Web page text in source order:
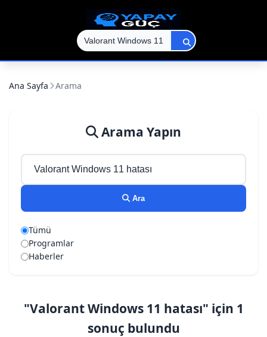
Ana Sayfa Arama
Arama Yapın
Ara
Tümü
Programlar
Haberler
"Valorant Windows 11 hatası" için 1
sonuç bulundu